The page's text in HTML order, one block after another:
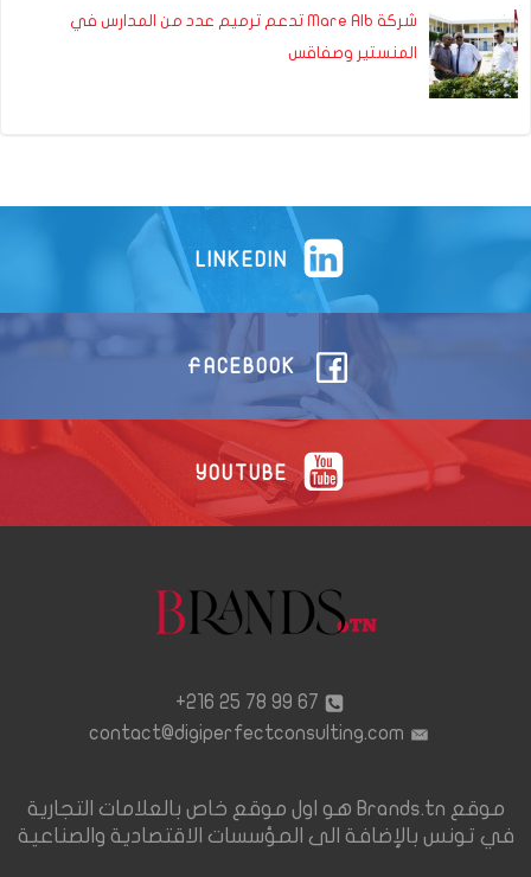
شركة Mare Alb تدعم ترميم عدد من المدارس في
المنستير وصفاقس
LINKEDIN
FACEBOOK
YOUTUBE
67 99 78 25 216+
contact@digiperfectconsulting.com
موقع Brands.tn هو اول موقع خاص بالعلامات التجارية
في تونس بالإضافة الى المؤسسات الاقتصادية والصناعية